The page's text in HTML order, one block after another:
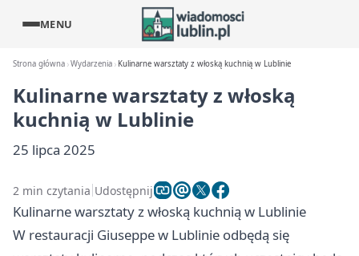
MENU
Strona główna Wydarzenia Kulinarne warsztaty z włoską kuchnią w Lublinie
Kulinarne warsztaty z włoską
kuchnią w Lublinie
25 lipca 2025
2 min czytania Udostępnij
Kulinarne warsztaty z włoską kuchnią w Lublinie
W restauracji Giuseppe w Lublinie odbędą się